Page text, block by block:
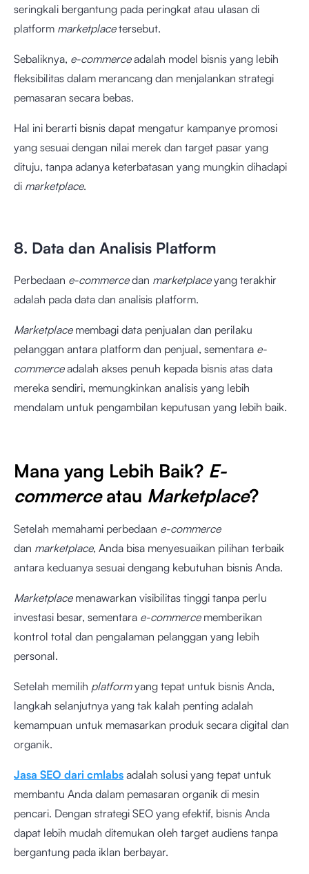
seringkali bergantung pada peringkat atau ulasan di
platform marketplacetersebut.
Sebaliknya, e-commerceadalah model bisnis yang lebih
fleksibilitas dalam merancang dan menjalankan strategi
pemasaran secara bebas.
Hal ini berarti bisnis dapat mengatur kampanye promosi
yang sesuai dengan nilai merek dan target pasar yang
dituju, tanpa adanya keterbatasan yang mungkin dihadapi
di marketplace.
8. Data dan Analisis Platform
Perbedaan e-commercedan marketplaceyang terakhir
adalah pada data dan analisis platform.
Marketplacemembagi data penjualan dan perilaku
pelanggan antara platform dan penjual, sementara e-
commerceadalah akses penuh kepada bisnis atas data
mereka sendiri, memungkinkan analisis yang lebih
mendalam untuk pengambilan keputusan yang lebih baik.
Mana yang Lebih Baik? E-
commerceatau Marketplace?
Setelah memahami perbedaan e-commerce
dan marketplace, Anda bisa menyesuaikan pilihan terbaik
antara keduanya sesuai dengang kebutuhan bisnis Anda.
Marketplacemenawarkan visibilitas tinggi tanpa perlu
investasi besar, sementara e-commercememberikan
kontrol total dan pengalaman pelanggan yang lebih
personal.
Setelah memilih platformyang tepat untuk bisnis Anda,
langkah selanjutnya yang tak kalah penting adalah
kemampuan untuk memasarkan produk secara digital dan
organik.
Jasa SEO dari cmlabs adalah solusi yang tepat untuk
membantu Anda dalam pemasaran organik di mesin
pencari. Dengan strategi SEO yang efektif, bisnis Anda
dapat lebih mudah ditemukan oleh target audiens tanpa
bergantung pada iklan berbayar.